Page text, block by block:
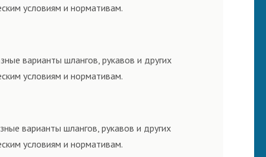
условиям и нормативам.
варианты шлангов, рукавов и других
условиям и нормативам.
варианты шлангов, рукавов и других
условиям и нормативам.